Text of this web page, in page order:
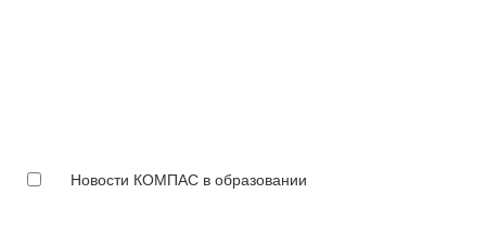
Новости КОМПАС в образовании